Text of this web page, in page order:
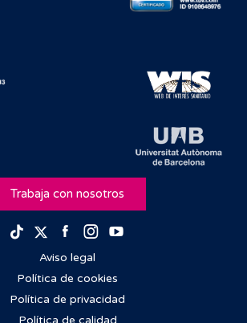
Trabaja con nosotros
TikTokTwitterFacebook
Instagram
Aviso legal
Política de cookies
Política de privacidad